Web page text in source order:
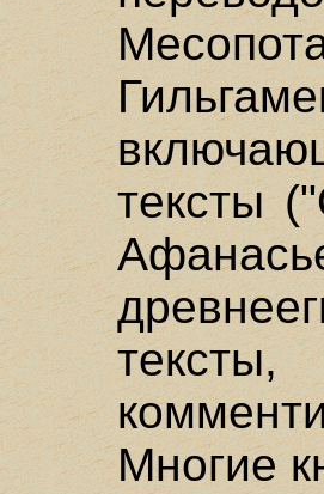
тексты
Многие